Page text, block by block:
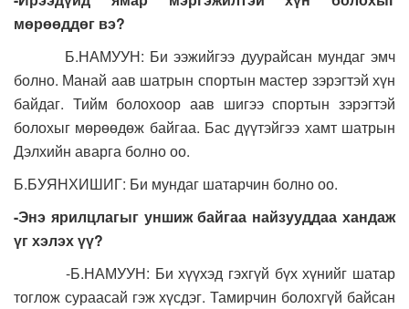
мөрөөддөг вэ?
Б.НАМУУН: Би ээжийгээ дуурайсан мундаг эмч
болно. Манай аав шатрын спортын мастер зэрэгтэй хүн
байдаг. Тийм болохоор аав шигээ спортын зэрэгтэй
болохыг мөрөөдөж байгаа. Бас дүүтэйгээ хамт шатрын
Дэлхийн аварга болно оо.
Б.БУЯНХИШИГ: Би мундаг шатарчин болно оо.
-Энэ ярилцлагыг уншиж байгаа найзууддаа хандаж
үг хэлэх үү?
-Б.НАМУУН: Би хүүхэд гэхгүй бүх хүнийг шатар
тоглож сураасай гэж хүсдэг. Тамирчин болохгүй байсан